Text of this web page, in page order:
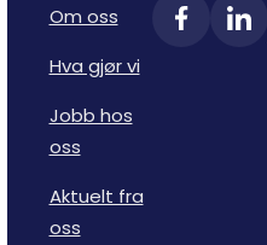
Om oss
Hva gjør vi
Jobb hos
oss
Aktuelt fra
oss